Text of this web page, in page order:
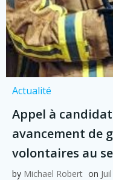
Actualité
Appel à
avancement de
volontaires au
by Michael Robert on